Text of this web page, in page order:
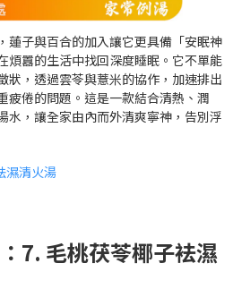
蓮子與百合的加入讓它更具備「安眠神
煩囂的生活中找回深度睡眠。它不單能
狀，透過雲苓與薏米的協作，加速排出
疲倦的問題。這是一款結合清熱、潤
水，讓全家由內而外清爽寧神，告別浮
濕清火湯
7. 毛桃茯苓椰子袪濕